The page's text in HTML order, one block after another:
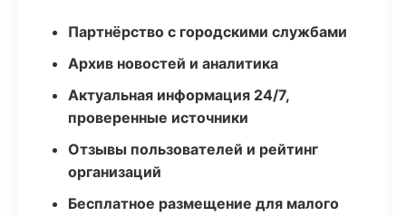
Партнёрство с городскими службами
Архив новостей и аналитика
Актуальная информация 24/7,
проверенные источники
Отзывы пользователей и рейтинг
организаций
Бесплатное размещение для малого